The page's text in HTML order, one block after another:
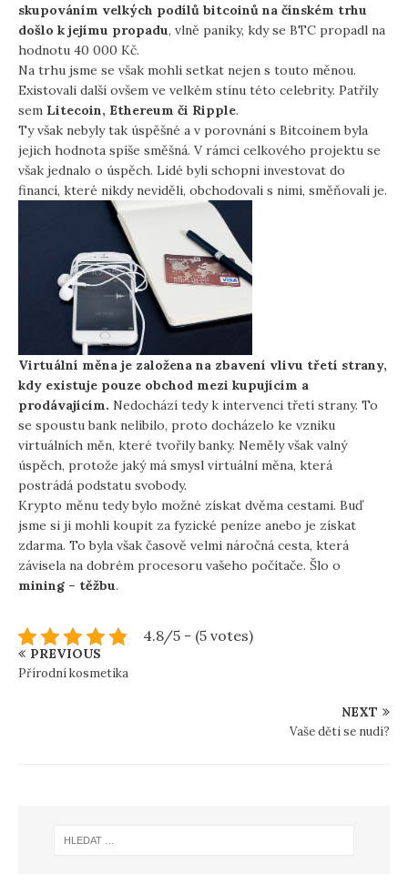
skupováním velkých podílů bitcoinů na čínském trhu
došlo k jejímu propadu, vlně paniky, kdy se BTC propadl na
hodnotu 40 000 Kč.
Na trhu jsme se však mohli setkat nejen s touto měnou.
Existovali další ovšem ve velkém stínu této celebrity. Patřily
sem Litecoin, Ethereum či Ripple.
Ty však nebyly tak úspěšné a v porovnání s Bitcoinem byla
jejich hodnota spíše směšná. V rámci celkového projektu se
však jednalo o úspěch. Lidé byli schopni investovat do
financí, které nikdy neviděli, obchodovali s nimi, směňovali je.
Virtuální měna je založena na zbavení vlivu třetí strany,
kdy existuje pouze obchod mezi kupujícím a
prodávajícím. Nedochází tedy k intervenci třetí strany. To
se spoustu bank nelíbilo, proto docházelo ke vzniku
virtuálních měn, které tvořily banky. Neměly však valný
úspěch, protože jaký má smysl virtuální měna, která
postrádá podstatu svobody.
Krypto měnu tedy bylo možné získat dvěma cestami. Buď
jsme si ji mohli koupit za fyzické peníze anebo je získat
zdarma. To byla však časově velmi náročná cesta, která
závisela na dobrém procesoru vašeho počítače. Šlo o
mining – těžbu.
4.8/5 - (5 votes)
PREVIOUS
Přírodní kosmetika
NEXT
Vaše děti se nudí?